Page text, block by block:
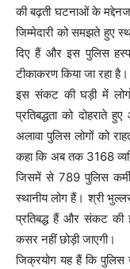
की बढ़ती घटनाओं के
जिम्मेदारी को समझते हुए
दिए हैं और इस पुलिस
टीकाकरण किया जा रहा है।
इस संकट की घड़ी में
प्रतिबद्धता को
अलावा पुलिस लोगों को
कहा कि अब तक 3168
जिसमें से 789 पुलिस
स्थानीय लोग हैं। श्री
प्रतिबद्ध हैं और संकट की
कसर नहीं छोड़ी जाएगी।
जिक्रयोग यह हैं कि पुलिस